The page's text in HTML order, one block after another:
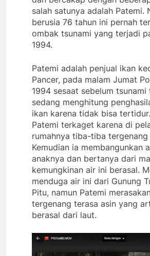
salah satunya adalah Patemi.
berusia 76 tahun ini pernah
ombak tsunami yang terjadi
1994.
Patemi adalah penjual ikan
Pancer, pada malam Jumat
1994 sesaat sebelum tsunami
sedang menghitung
ikan karena tidak bisa
Patemi terkaget karena di
rumahnya tiba-tiba tergenang
Kemudian ia membangunkan
anaknya dan bertanya dari
kemungkinan air ini berasal.
menduga air ini dari Gunung
Pitu, namun Patemi
tergenang terasa asin yang
berasal dari laut.